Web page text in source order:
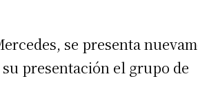
se presenta
presentación el grupo de